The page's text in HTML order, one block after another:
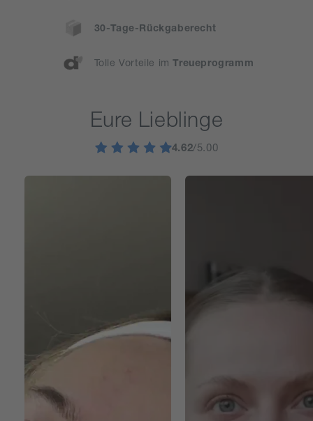
30-Tage-Rückgaberecht
Tolle Vorteile im Treueprogramm
Eure Lieblinge
4.62/5.00